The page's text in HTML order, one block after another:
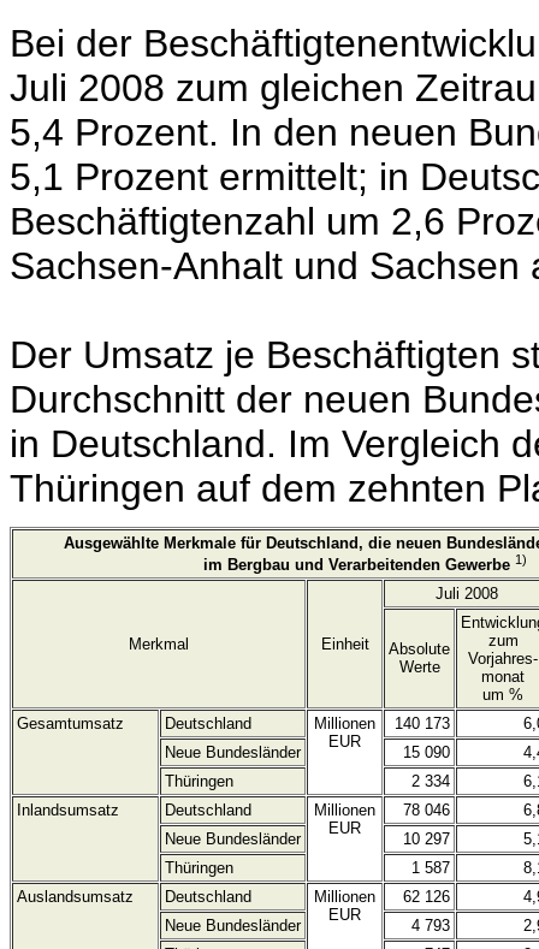
Bei der
Juli 2008 zum gleichen
5,4 Prozent. In den neuen
5,1 Prozent ermittelt; in
Beschäftigtenzahl um 2,6
Sachsen-Anhalt und
Der Umsatz je Beschäftigten
Durchschnitt der neuen
in Deutschland. Im Vergleich
Thüringen auf dem zehnten
Ausgewählte Merkmale für Deutschland, die neuen
im Bergbau und Verarbeitenden Gewerbe 1)
Merkmal Einheit
Juli 2008
Absolute
Werte
zum
Vorjahres-
monat
um %
Gesamtumsatz
Deutschland
Millionen
EUR
140 173
Neue Bundesländer
15 090
Thüringen
2 334
Inlandsumsatz
Deutschland
Millionen
EUR
78 046
Neue Bundesländer
10 297
Thüringen
1 587
Auslandsumsatz
Deutschland
Millionen
EUR
62 126
Neue Bundesländer
4 793